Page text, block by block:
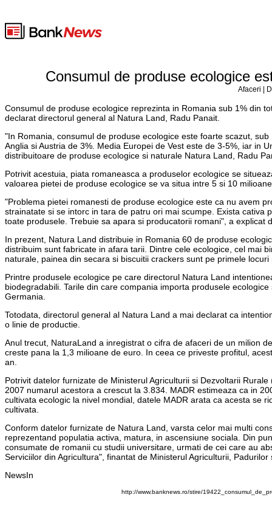
Consumul de produse ecologice
Afaceri |
Consumul de produse ecologice reprezinta in Romania sub 1% din
declarat directorul general al Natura Land, Radu Panait.
"In Romania, consumul de produse ecologice este foarte scazut,
Anglia si Austria de 3%. Media Europei de Vest este de 3-5%, iar in
distribuitoare de produse ecologice si naturale Natura Land, Radu
Potrivit acestuia, piata romaneasca a produselor ecologice se
valoarea pietei de produse ecologice se va situa intre 5 si 10
"Problema pietei romanesti de produse ecologice este ca nu avem
strainatate si se intorc in tara de patru ori mai scumpe. Exista
toate produsele. Trebuie sa apara si producatorii romani", a explicat
In prezent, Natura Land distribuie in Romania 60 de produse
distribuim sunt fabricate in afara tarii. Dintre cele ecologice, cel mai
naturale, painea din secara si biscuitii crackers sunt pe primele
Printre produsele ecologice pe care directorul Natura Land
biodegradabili. Tarile din care compania importa produsele
Germania.
Totodata, directorul general al Natura Land a mai declarat ca
o linie de productie.
Anul trecut, NaturaLand a inregistrat o cifra de afaceri de un milion
creste pana la 1,3 milioane de euro. In ceea ce priveste profitul,
an.
Potrivit datelor furnizate de Ministerul Agriculturii si Dezvoltarii
2007 numarul acestora a crescut la 3.834. MADR estimeaza ca in
cultivata ecologic la nivel mondial, datele MADR arata ca acesta se
cultivata.
Conform datelor furnizate de Natura Land, varsta celor mai multi
reprezentand populatia activa, matura, in ascensiune sociala. Din
consumate de romanii cu studii universitare, urmati de cei care au
Serviciilor din Agricultura", finantat de Ministerul Agriculturii,
NewsIn
http://www.banknews.ro/stire/